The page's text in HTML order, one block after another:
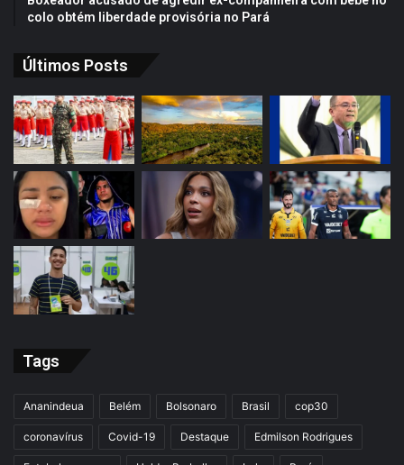
colo obtém liberdade provisória no Pará
Últimos Posts
Tags
Ananindeua Belém Bolsonaro Brasil cop30
coronavírus Covid-19 Destaque Edmilson Rodrigues